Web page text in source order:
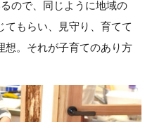
ので、同じように地域の
てもらい、見守り、育てて
想。それが子育てのあり方